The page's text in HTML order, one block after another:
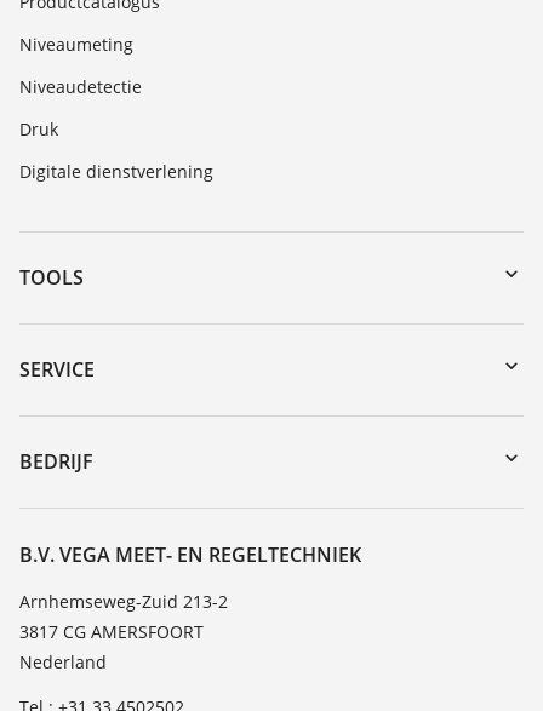
Niveaumeting
Niveaudetectie
Druk
Digitale dienstverlening
TOOLS
myVEGA
Downloads
DTM Collection/PACTware
SERVICE
Reparatieformulier instrument
Seminars
TeamViewer
BEDRIJF
Vacature
Over VEGA
Contact
Nieuws
Persberichten
B.V. VEGA MEET- EN REGELTECHNIEK
Arnhemseweg-Zuid 213-2
3817 CG AMERSFOORT
Nederland
Tel.: +31 33 4502502